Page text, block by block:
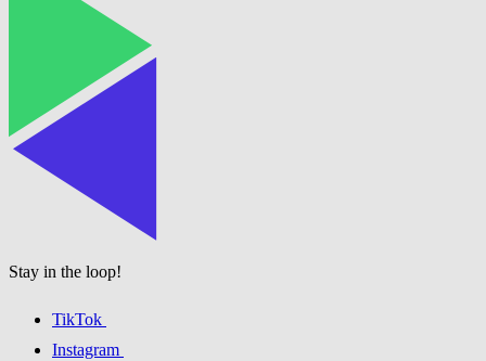
Stay in the loop!
TikTok
Instagram